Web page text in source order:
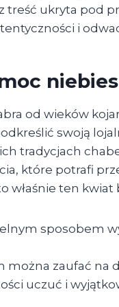
treść ukryta pod
i
od wieków
swoją
tradycjach
które potrafi
właśnie ten
sposobem
zaufać na
uczuć i